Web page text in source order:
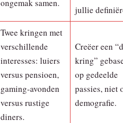
ongemak samen.
jullie
Twee kringen met
verschillende
interesses: luiers
versus pensioen,
gaming‑avonden
versus rustige
diners.
Creëer een
kring”
op gedeelde
passies, niet
demografie.